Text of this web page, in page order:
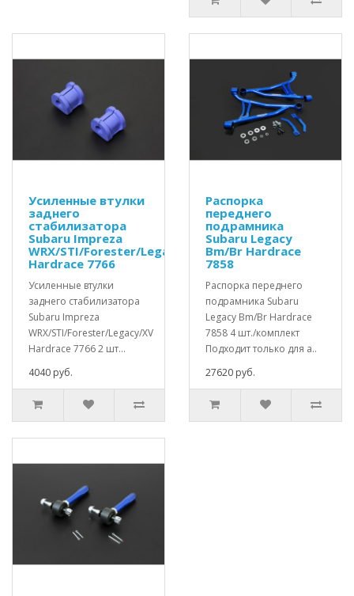
Усиленные втулки
заднего
стабилизатора
Subaru Impreza
WRX/STI/Forester/Legacy/XV
Hardrace 7766
Усиленные втулки
заднего стабилизатора
Subaru Impreza
WRX/STI/Forester/Legacy/XV
Hardrace 7766 2 шт...
4040 руб.
Распорка
переднего
подрамника
Subaru Legacy
Bm/Br Hardrace
7858
Распорка переднего
подрамника Subaru
Legacy Bm/Br Hardrace
7858 4 шт./комплект
Подходит только для а..
27620 руб.